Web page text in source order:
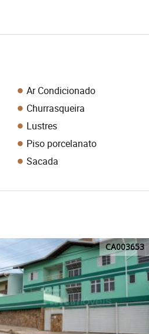
Ar Condicionado
Churrasqueira
Lustres
Piso porcelanato
Sacada
CA003653